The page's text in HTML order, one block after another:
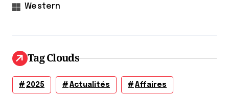
Western
Tag Clouds
2025 Actualités Affaires